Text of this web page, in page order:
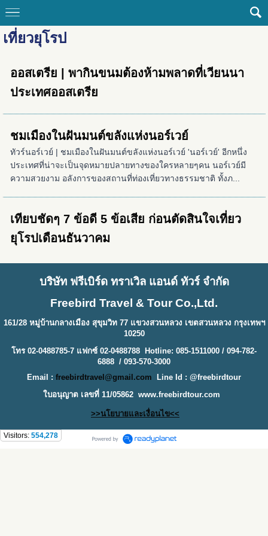
เที่ยวยุโรป
ออสเตรีย | พากินขนมต้องห้ามพลาดที่เวียนนา
ประเทศออสเตรีย
ชมเมืองในฝันมนต์ขลังแห่งนอร์เวย์
ทัวร์นอร์เวย์ | ชมเมืองในฝันมนต์ขลังแห่งนอร์เวย์ 'นอร์เวย์' อีกหนึ่ง
ประเทศที่น่าจะเป็นจุดหมายปลายทางของใครหลายๆคน นอร์เวย์มี
ความสวยงาม อลังการของสถานที่ท่องเที่ยวทางธรรมชาติ ทั้งภ...
เทียบชัดๆ 7 ข้อดี 5 ข้อเสีย ก่อนตัดสินใจเที่ยว
ยุโรปเดือนธันวาคม
บริษัท ฟรีเบิร์ด ทราเวิล แอนด์ ทัวร์ จำกัด
Freebird Travel & Tour Co.,Ltd.
161/28 หมู่บ้านกลางเมือง สุขุมวิท 77 แขวงสวนหลวง เขตสวนหลวง กรุงเทพฯ
10250
โทร 02-0488785-7 แฟกซ์ 02-0488788 Hotline: 085-1511000 / 094-782-
6888 / 093-570-3000
Email : freebirdtravel@gmail.com
Line Id : @freebirdtour
ใบอนุญาต เลขที่ 11/05862 www.freebirdtour.com
>>นโยบายและเงื่อนไข<<
Visitors: 554,278